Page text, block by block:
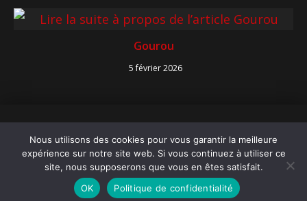
Gourou
5 février 2026
Mentions légales
Politique de confidentialité
Contact
Nous utilisons des cookies pour vous garantir la meilleure
expérience sur notre site web. Si vous continuez à utiliser ce
site, nous supposerons que vous en êtes satisfait.
OK
Politique de confidentialité